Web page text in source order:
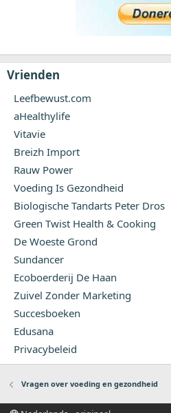
Vrienden
Leefbewust.com
aHealthylife
Vitavie
Breizh Import
Rauw Power
Voeding Is Gezondheid
Biologische Tandarts Peter Dros
Green Twist Health & Cooking
De Woeste Grond
Sundancer
Ecoboerderij De Haan
Zuivel Zonder Marketing
Succesboeken
Edusana
Privacybeleid
Vragen over voeding en gezondheid